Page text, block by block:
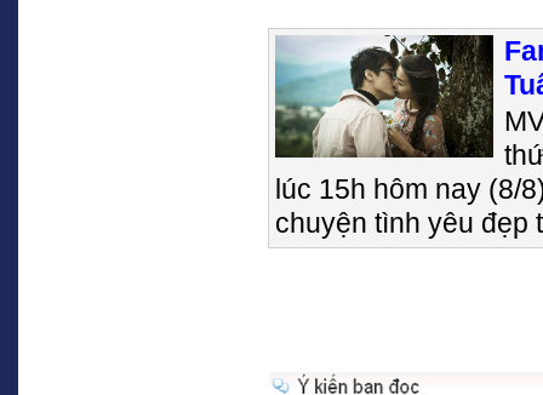
lúc 15h hôm nay (8/
chuyện tình yêu đẹp